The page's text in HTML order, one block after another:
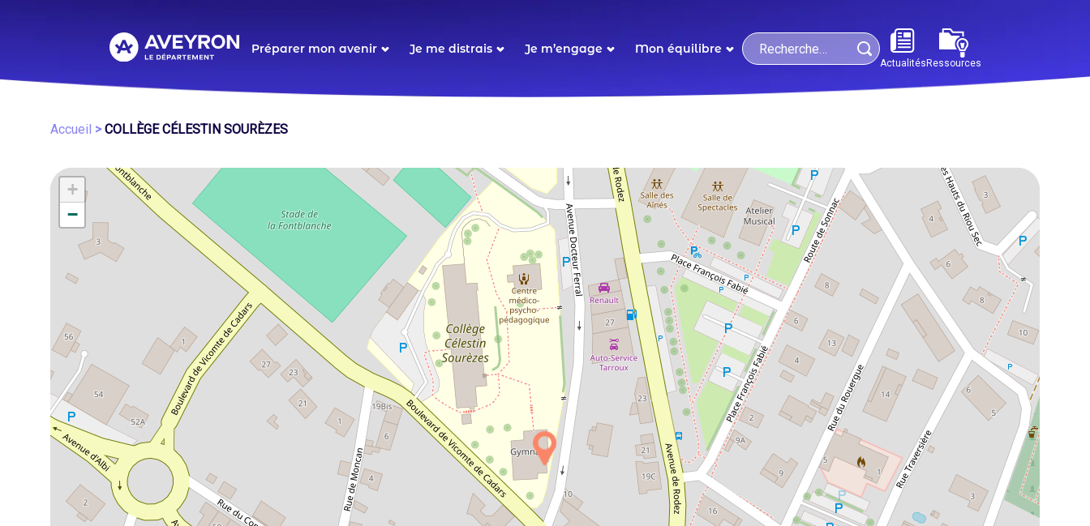
Navigation
Préparer mon avenir Je me distrais Je m’engage Mon équilibre
Search
Actualités Ressources
Fil
Accueil COLLÈGE CÉLESTIN SOURÈZES
+
−